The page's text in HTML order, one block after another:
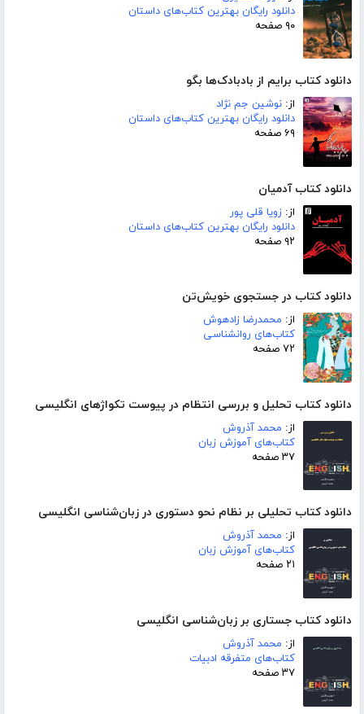
دانلود رایگان بهترین کتاب‌های داستان
۹۰ صفحه
دانلود کتاب برایم از بادبادک‌ها بگو
از: نوشین جم نژاد
دانلود رایگان بهترین کتاب‌های داستان
۶۹ صفحه
دانلود کتاب آدمیان
از: زویا قلی پور
دانلود رایگان بهترین کتاب‌های داستان
۹۲ صفحه
دانلود کتاب در جستجوی خویش‌تن
از: محمدرضا زادهوش
کتاب‌های روانشناسی
۷۲ صفحه
دانلود کتاب تحلیل و بررسی انتظام در پیوست تکواژهای انگلیسی
از: محمد آذروش
کتاب‌های آموزش زبان
۳۷ صفحه
دانلود کتاب تحلیلی بر نظام نحو دستوری در زبان‌شناسی انگلیسی
از: محمد آذروش
کتاب‌های آموزش زبان
۲۱ صفحه
دانلود کتاب جستاری بر زبان‌شناسی انگلیسی
از: محمد آذروش
کتاب‌های متفرقه ادبیات
۳۷ صفحه